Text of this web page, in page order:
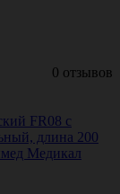
0 отзывов
FR08 с
длина 200
Медикал